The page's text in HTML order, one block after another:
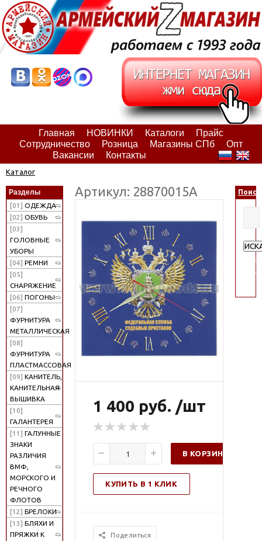
Главная НОВИНКИ Каталоги
Прайс
Сотрудничество
Розница Магазины СПб
Опт
Вакансии
Контакты
Каталог
Разделы
[01] ОДЕЖДА
[02] ОБУВЬ
[03]
ГОЛОВНЫЕ
УБОРЫ
[04] РЕМНИ
[05]
СНАРЯЖЕНИЕ
[06] ПОГОНЫ
[07]
ФУРНИТУРА
МЕТАЛЛИЧЕСКАЯ
[08]
ФУРНИТУРА
ПЛАСТМАССОВАЯ
[09] КАНИТЕЛЬ,
КАНИТЕЛЬНАЯ
ВЫШИВКА
[10]
ГАЛАНТЕРЕЯ
[11] ГАЛУННЫЕ
ЗНАКИ
РАЗЛИЧИЯ
ВМФ,
МОРСКОГО И
РЕЧНОГО
ФЛОТОВ
[12] БРЕЛОКИ
[13] БЛЯХИ И
ПРЯЖКИ К
Артикул: 28870015А
1 400 руб. /шт
В КОРЗИНУ
КУПИТЬ В 1 КЛИК
Поделиться
Поиск